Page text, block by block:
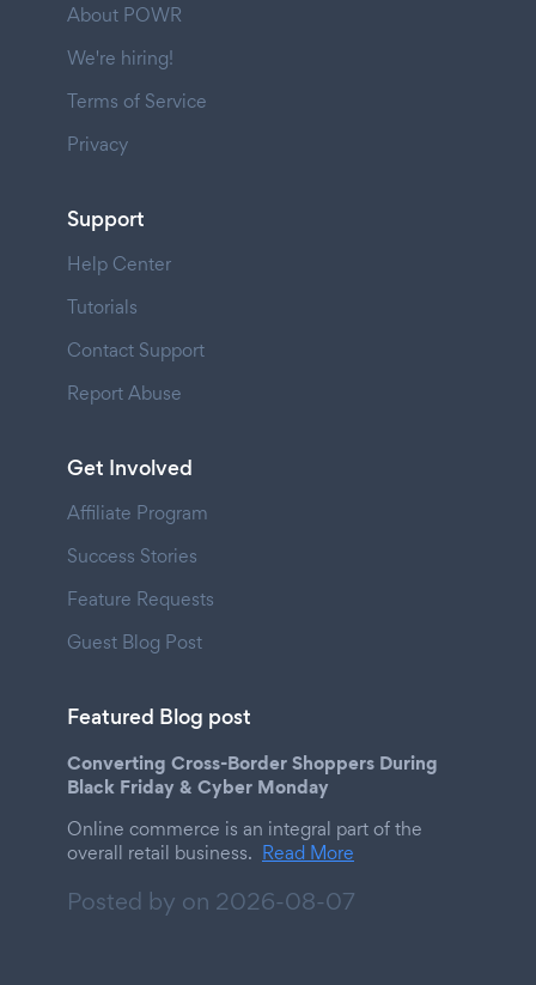
About POWR
We're hiring!
Terms of Service
Privacy
Support
Help Center
Tutorials
Contact Support
Report Abuse
Get Involved
Affiliate Program
Success Stories
Feature Requests
Guest Blog Post
Featured Blog post
Converting Cross-Border Shoppers During
Black Friday & Cyber Monday
Online commerce is an integral part of the
overall retail business. Read More
Posted by on 2026-08-07